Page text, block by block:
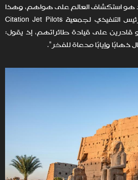
هو استكشاف العالم على هواهم، وهذا
ما يؤكده روب بالزانو، الرئيس التنفيذي لجمعية Citation Jet Pilots
على 1,300 عضو قادرين على قيادة طائراتهم، إذ يقول:
ذهابًا وإيابًا مدعاة للفخر".